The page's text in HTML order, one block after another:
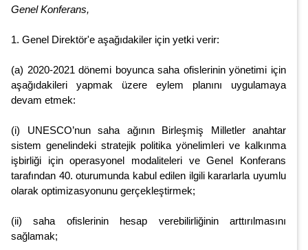
Genel Konferans,
1. Genel Direktör'e aşağıdakiler için yetki verir:
(a) 2020-2021 dönemi boyunca saha ofislerinin yönetimi için
aşağıdakileri yapmak üzere eylem planını uygulamaya
devam etmek:
(i) UNESCO’nun saha ağının Birleşmiş Milletler anahtar
sistem genelindeki stratejik politika yönelimleri ve kalkınma
işbirliği için operasyonel modaliteleri ve Genel Konferans
tarafından 40. oturumunda kabul edilen ilgili kararlarla uyumlu
olarak optimizasyonunu gerçekleştirmek;
(ii) saha ofislerinin hesap verebilirliğinin arttırılmasını
sağlamak;